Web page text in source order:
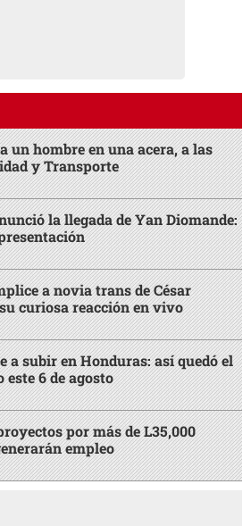
un hombre en una acera, a las
y Transporte
la llegada de Yan Diomande:
a novia trans de César
curiosa reacción en vivo
a subir en Honduras: así quedó el
este 6 de agosto
por más de L35,000
empleo